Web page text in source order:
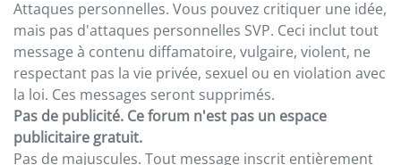
Attaques personnelles. Vous pouvez critiquer une idée,
mais pas d'attaques personnelles SVP. Ceci inclut tout
message à contenu diffamatoire, vulgaire, violent, ne
respectant pas la vie privée, sexuel ou en violation avec
la loi. Ces messages seront supprimés.
Pas de publicité. Ce forum n'est pas un espace
publicitaire gratuit.
Pas de majuscules. Tout message inscrit entièrement